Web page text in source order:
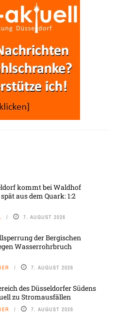
kommt bei Waldhof
aus dem Quark: 1:2
7. AUGUST 2026
der Bergischen
Wasserrohrbruch
7. AUGUST 2026
des Düsseldorfer Südens
zu Stromausfällen
7. AUGUST 2026